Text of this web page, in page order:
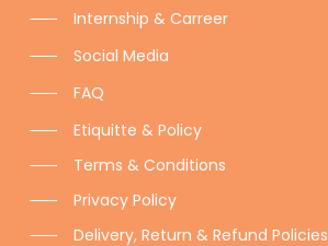
Internship & Carreer
Social Media
FAQ
Etiquitte & Policy
Terms & Conditions
Privacy Policy
Delivery, Return & Refund Policies